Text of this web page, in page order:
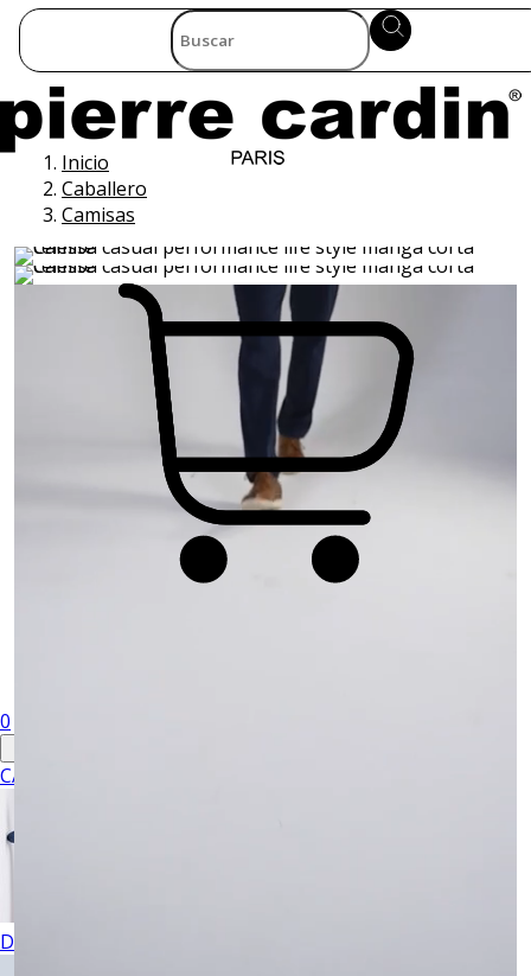
0
CABALLERO
DAMA
Inicio
Caballero
Camisas